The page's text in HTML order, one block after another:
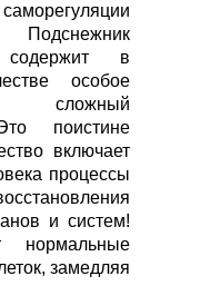
содержит в
особое
сложный
поистине
включает
процессы
и систем!
нормальные
замедляя